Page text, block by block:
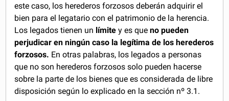
este caso, los herederos forzosos deberán adquirir el
bien para el legatario con el patrimonio de la herencia.
Los legados tienen un límite y es queno pueden
perjudicar en ningún caso la legítima de los herederos
forzosos. En otras palabras, los legados a personas
que no son herederos forzosos solo pueden hacerse
sobre la parte de los bienes que es considerada de libre
disposición según lo explicado en la sección nº 3.1.